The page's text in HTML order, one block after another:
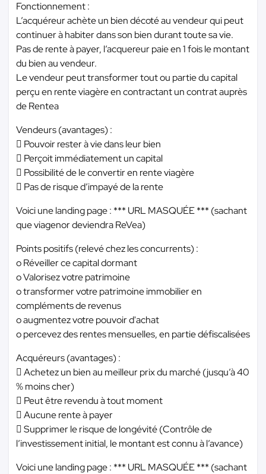
Fonctionnement :
L’acquéreur achète un bien décoté au vendeur qui peut
continuer à habiter dans son bien durant toute sa vie.
Pas de rente à payer, l’acquereur paie en 1 fois le montant
du bien au vendeur.
Le vendeur peut transformer tout ou partie du capital
perçu en rente viagère en contractant un contrat auprès
de Rentea
Vendeurs (avantages) :
 Pouvoir rester à vie dans leur bien
 Perçoit immédiatement un capital
 Possibilité de le convertir en rente viagère
 Pas de risque d’impayé de la rente
Voici une landing page : *** URL MASQUÉE *** (sachant
que viagenor deviendra ReVea)
Points positifs (relevé chez les concurrents) :
o Réveiller ce capital dormant
o Valorisez votre patrimoine
o transformer votre patrimoine immobilier en
compléments de revenus
o augmentez votre pouvoir d'achat
o percevez des rentes mensuelles, en partie défiscalisées
Acquéreurs (avantages) :
 Achetez un bien au meilleur prix du marché (jusqu’à 40
% moins cher)
 Peut être revendu à tout moment
 Aucune rente à payer
 Supprimer le risque de longévité (Contrôle de
l’investissement initial, le montant est connu à l’avance)
Voici une landing page : *** URL MASQUÉE *** (sachant